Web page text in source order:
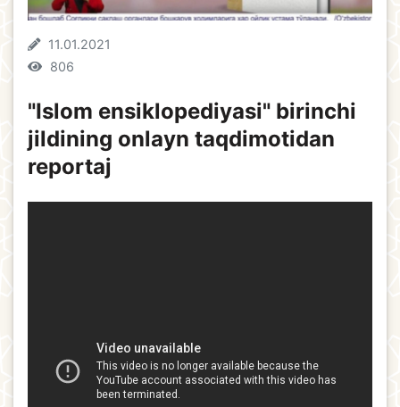
11.01.2021
806
"Islom ensiklopediyasi" birinchi
jildining onlayn taqdimotidan
reportaj